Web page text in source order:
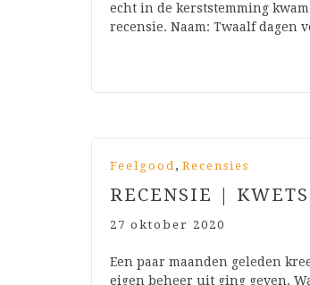
echt in de kerststemming
recensie. Naam: Twaalf dagen
Feelgood, Recensies
RECENSIE |
27 oktober 2020
Een paar maanden geleden
eigen beheer uit ging geven.